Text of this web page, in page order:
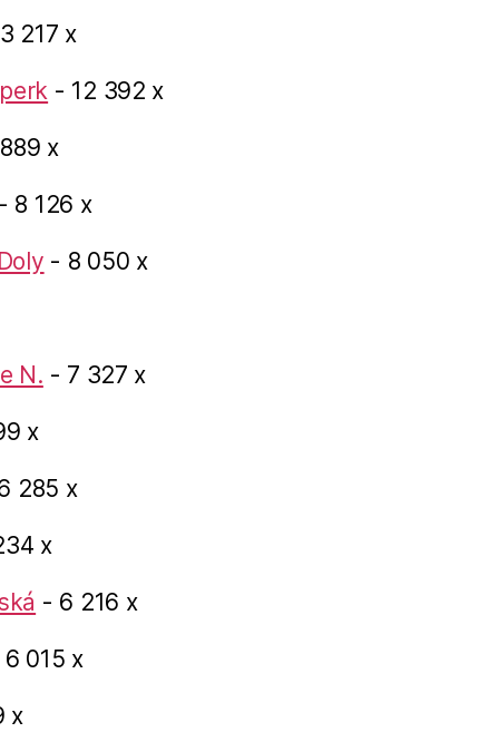
217 x
- 12 392 x
x
8 126 x
- 8 050 x
N. - 7 327 x
x
285 x
x
- 6 216 x
015 x
x